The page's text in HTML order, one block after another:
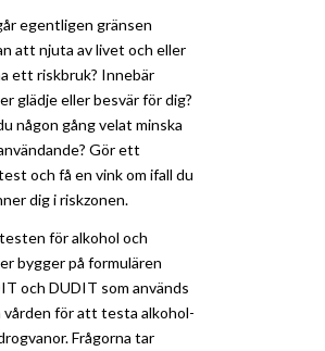
egentligen gränsen
att njuta av livet och eller
ett riskbruk? Innebär
glädje eller besvär för dig?
någon gång velat minska
Gör ett
och få en vink om ifall du
dig i riskzonen.
för alkohol och
bygger på formulären
och DUDIT som används
vården för att testa alkohol-
Frågorna tar